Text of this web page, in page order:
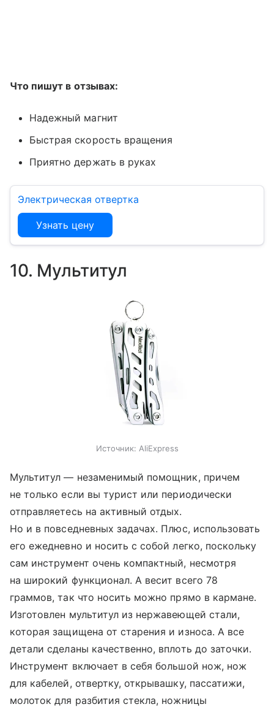
Что пишут в отзывах:
Надежный магнит
Быстрая скорость вращения
Приятно держать в руках
Электрическая отвертка
Узнать цену
10. Мультитул
Источник: AliExpress
Мультитул — незаменимый помощник, причем
не только если вы турист или периодически
отправляетесь на активный отдых.
Но и в повседневных задачах. Плюс, использовать
его ежедневно и носить с собой легко, поскольку
сам инструмент очень компактный, несмотря
на широкий функционал. А весит всего 78
граммов, так что носить можно прямо в кармане.
Изготовлен мультитул из нержавеющей стали,
которая защищена от старения и износа. А все
детали сделаны качественно, вплоть до заточки.
Инструмент включает в себя большой нож, нож
для кабелей, отвертку, открывашку, пассатижи,
молоток для разбития стекла, ножницы